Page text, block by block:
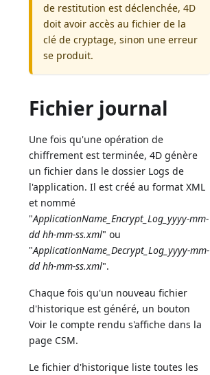
de restitution est déclenchée, 4D
doit avoir accès au fichier de la
clé de cryptage, sinon une erreur
se produit.
Fichier journal
Une fois qu'une opération de
chiffrement est terminée, 4D génère
un fichier dans le dossier Logs de
l'application. Il est créé au format XML
et nommé
"ApplicationName_Encrypt_Log_yyyy-mm-
dd hh-mm-ss.xml" ou
"ApplicationName_Decrypt_Log_yyyy-mm-
dd hh-mm-ss.xml".
Chaque fois qu'un nouveau fichier
d'historique est généré, un bouton
Voir le compte rendu s'affiche dans la
page CSM.
Le fichier d'historique liste toutes les